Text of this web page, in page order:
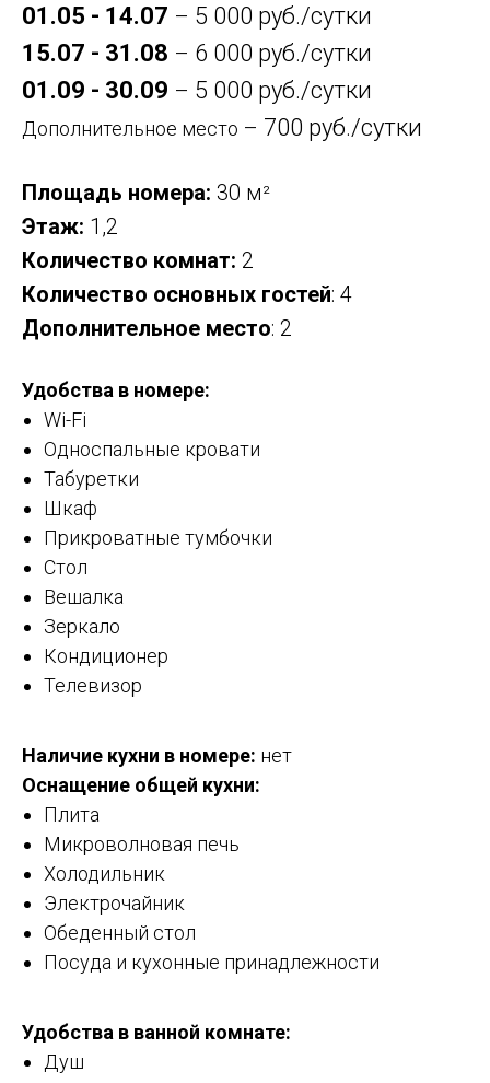
01.05 - 14.07 – 5 000 руб./сутки
15.07 - 31.08 – 6 000 руб./сутки
01.09 - 30.09 – 5 000 руб./сутки
Дополнительное место – 700 руб./сутки
Площадь номера: 30 м²
Этаж: 1,2
Количество комнат: 2
Количество основных гостей: 4
Дополнительное место: 2
Удобства в номере:
Wi-Fi
Односпальные кровати
Табуретки
Шкаф
Прикроватные тумбочки
Стол
Вешалка
Зеркало
Кондиционер
Телевизор
Наличие кухни в номере: нет
Оснащение общей кухни:
Плита
Микроволновая печь
Холодильник
Электрочайник
Обеденный стол
Посуда и кухонные принадлежности
Удобства в ванной комнате:
Душ